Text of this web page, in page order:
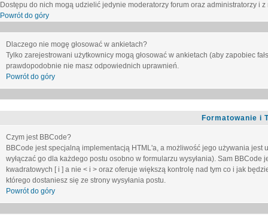
Dostępu do nich mogą udzielić jedynie moderatorzy forum oraz administratorzy i
Powrót do góry
Dlaczego nie mogę głosować w ankietach?
Tylko zarejestrowani użytkownicy mogą głosować w ankietach (aby zapobiec
prawdopodobnie nie masz odpowiednich uprawnień.
Powrót do góry
Formatowanie i
Czym jest BBCode?
BBCode jest specjalną implementacją HTML'a, a możliwość jego używania
wyłączać go dla każdego postu osobno w formularzu wysyłania). Sam
kwadratowych [ i ] a nie < i > oraz oferuje większą kontrolę nad tym co i jak
którego dostaniesz się ze strony wysyłania postu.
Powrót do góry